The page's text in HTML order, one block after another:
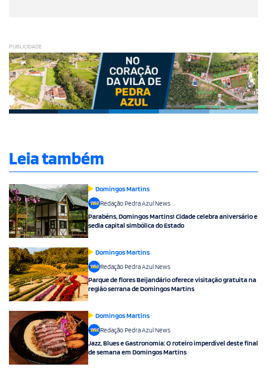
PUBLICIDADE
Leia também
Domingos Martins
Redação Pedra Azul News
Parabéns, Domingos Martins! Cidade celebra aniversário e
sedia capital simbólica do Estado
Domingos Martins
Redação Pedra Azul News
Parque de flores Beijandário oferece visitação gratuita na
região serrana de Domingos Martins
Domingos Martins
Redação Pedra Azul News
Jazz, Blues e Gastronomia: O roteiro imperdível deste final
de semana em Domingos Martins